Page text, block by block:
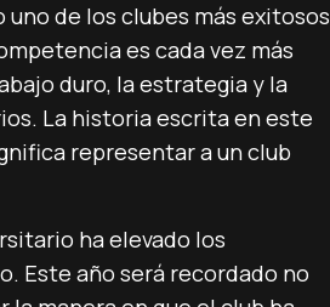
de los clubes más exitosos
es cada vez más
duro, la estrategia y la
La historia escrita en este
representar a un club
ha elevado los
Este año será recordado no